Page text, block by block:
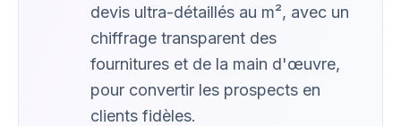
devis ultra-détaillés au m², avec un
chiffrage transparent des
fournitures et de la main d'œuvre,
pour convertir les prospects en
clients fidèles.